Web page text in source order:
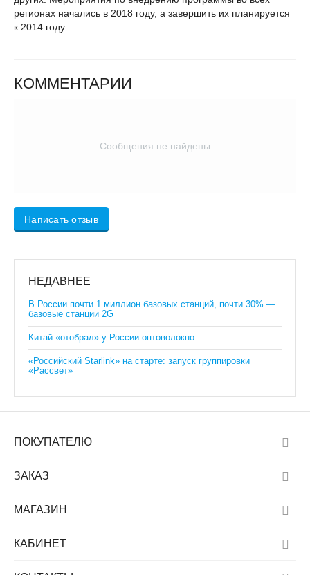
регионах начались в 2018 году, а завершить их планируется
к 2014 году.
КОММЕНТАРИИ
Сообщения не найдены
Написать отзыв
НЕДАВНЕЕ
В России почти 1 миллион базовых станций, почти 30% —
базовые станции 2G
Китай «отобрал» у России оптоволокно
«Российский Starlink» на старте: запуск группировки
«Рассвет»
ПОКУПАТЕЛЮ
ЗАКАЗ
МАГАЗИН
КАБИНЕТ